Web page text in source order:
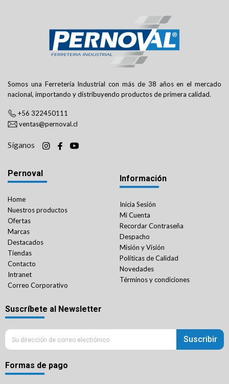
Somos una Ferretería Industrial con más de 38 años en el mercado
nacional, importando y distribuyendo productos de primera calidad.
+56 322450111
ventas@pernoval.cl
Síganos
Pernoval
Home
Nuestros productos
Ofertas
Marcas
Destacados
Tiendas
Contacto
Intranet
Correo Corporativo
Información
Inicia Sesión
Mi Cuenta
Recordar Contraseña
Despacho
Misión y Visión
Políticas de Calidad
Novedades
Términos y condiciones
Suscríbete al Newsletter
Suscribir
Formas de pago